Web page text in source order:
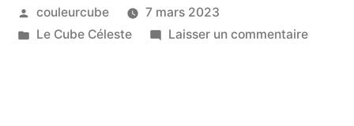
Publié
par
couleurcube
7 mars 2023
Publié
Le Cube Céleste Laisser un commentairesur